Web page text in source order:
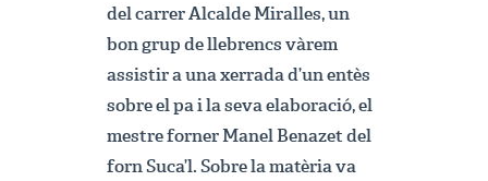
del carrer Alcalde Miralles, un
bon grup de llebrencs vàrem
assistir a una xerrada d’un entès
sobre el pa i la seva elaboració, el
mestre forner Manel Benazet del
forn Suca’l. Sobre la matèria va